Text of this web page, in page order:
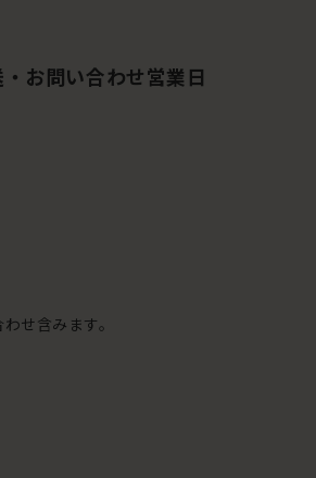
お問い合わせ営業日
せ含みます。